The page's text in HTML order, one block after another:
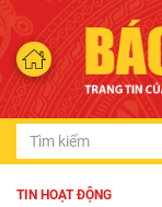
TIN HOẠT ĐỘNG